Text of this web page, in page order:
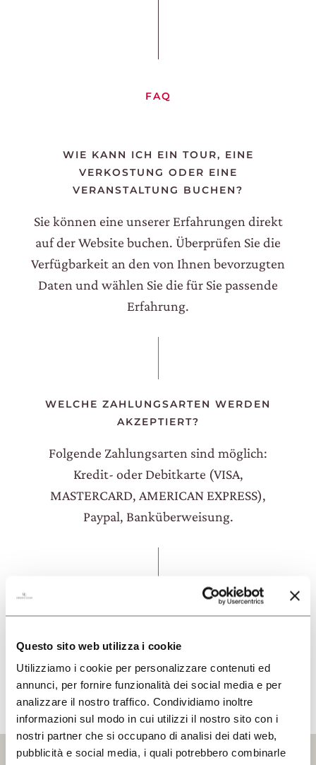
Questo sito web utilizza i cookie
Utilizziamo i cookie per personalizzare contenuti ed
annunci, per fornire funzionalità dei social media e per
analizzare il nostro traffico. Condividiamo inoltre
informazioni sul modo in cui utilizzi il nostro sito con i
nostri partner che si occupano di analisi dei dati web,
pubblicità e social media, i quali potrebbero combinarle
UNSER SHOP
EXCLUSIVE
WINE CLUB
RESERVIERTER BEREICH
FAQ
WIE KANN ICH EIN TOUR, EINE
VERKOSTUNG ODER EINE
VERANSTALTUNG BUCHEN?
Sie können eine unserer Erfahrungen direkt
auf der Website buchen. Überprüfen Sie die
Verfügbarkeit an den von Ihnen bevorzugten
Daten und wählen Sie die für Sie passende
Erfahrung.
WELCHE ZAHLUNGSARTEN WERDEN
AKZEPTIERT?
Folgende Zahlungsarten sind möglich:
Kredit- oder Debitkarte (VISA,
MASTERCARD, AMERICAN EXPRESS),
Paypal, Banküberweisung.